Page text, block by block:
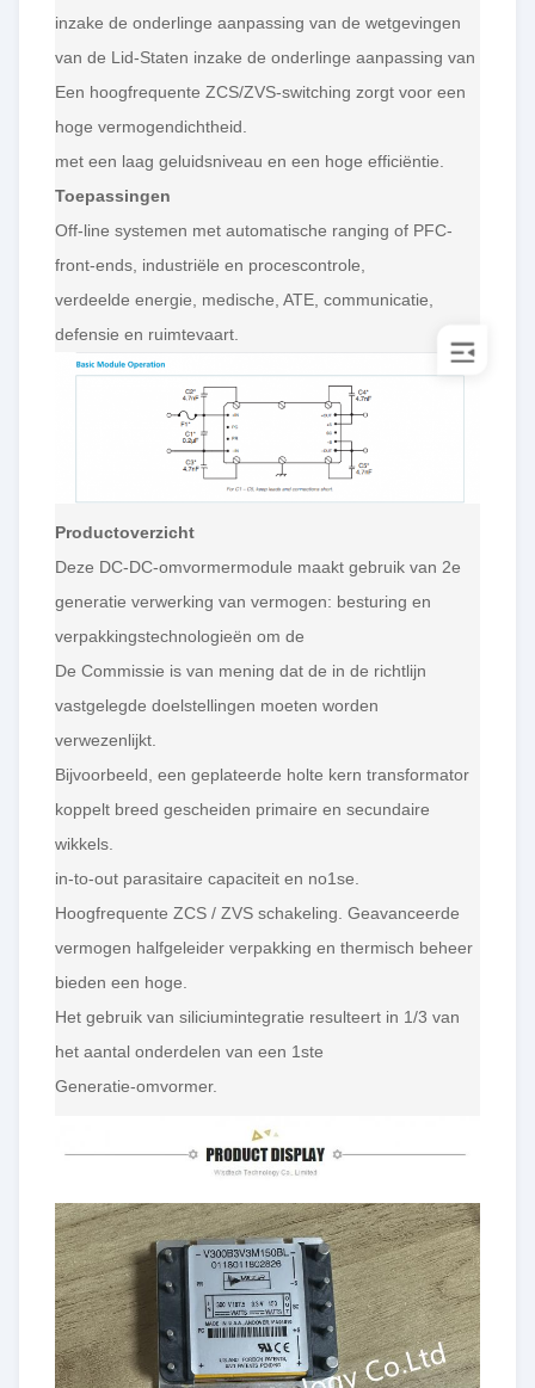
inzake de onderlinge aanpassing van de wetgevingen
van de Lid-Staten inzake de onderlinge aanpassing van
Een hoogfrequente ZCS/ZVS-switching zorgt voor een
hoge vermogendichtheid.
met een laag geluidsniveau en een hoge efficiëntie.
Toepassingen
Off-line systemen met automatische ranging of PFC-
front-ends, industriële en procescontrole,
verdeelde energie, medische, ATE, communicatie,
defensie en ruimtevaart.
Productoverzicht
Deze DC-DC-omvormermodule maakt gebruik van 2e
generatie verwerking van vermogen: besturing en
verpakkingstechnologieën om de
De Commissie is van mening dat de in de richtlijn
vastgelegde doelstellingen moeten worden
verwezenlijkt.
Bijvoorbeeld, een geplateerde holte kern transformator
koppelt breed gescheiden primaire en secundaire
wikkels.
in-to-out parasitaire capaciteit en no1se.
Hoogfrequente ZCS / ZVS schakeling. Geavanceerde
vermogen halfgeleider verpakking en thermisch beheer
bieden een hoge.
Het gebruik van siliciumintegratie resulteert in 1/3 van
het aantal onderdelen van een 1ste
Generatie-omvormer.